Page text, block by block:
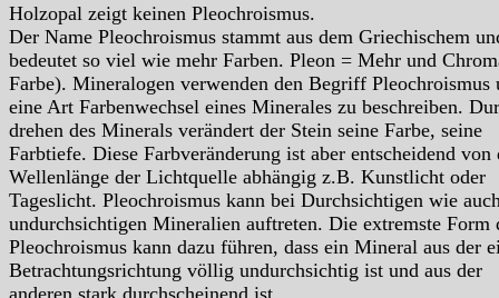
Holzopal zeigt keinen Pleochroismus.
Der Name Pleochroismus stammt aus dem Griechischem
bedeutet so viel wie mehr Farben. Pleon = Mehr und
Farbe). Mineralogen verwenden den Begriff Pleochroismus
eine Art Farbenwechsel eines Minerales zu beschreiben.
drehen des Minerals verändert der Stein seine Farbe, seine
Farbtiefe. Diese Farbveränderung ist aber entscheidend von
Wellenlänge der Lichtquelle abhängig z.B. Kunstlicht oder
Tageslicht. Pleochroismus kann bei Durchsichtigen wie
undurchsichtigen Mineralien auftreten. Die extremste Form
Pleochroismus kann dazu führen, dass ein Mineral aus der
Betrachtungsrichtung völlig undurchsichtig ist und aus der
anderen stark durchscheinend ist.